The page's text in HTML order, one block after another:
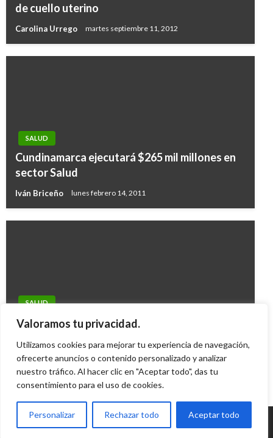
Valoramos tu privacidad.
Utilizamos cookies para mejorar tu experiencia de navegación,
ofrecerte anuncios o contenido personalizado y analizar
nuestro tráfico. Al hacer clic en "Aceptar todo", das tu
consentimiento para el uso de cookies.
Personalizar Rechazar todo Aceptar todo
de cuello uterino
Carolina Urrego martes septiembre 11, 2012
SALUD
Cundinamarca ejecutará $265 mil millones en
sector Salud
Iván Briceño lunes febrero 14, 2011
SALUD
Distrito propone que en Camad se suministren
Iván Briceño jueves agosto 9, 2012